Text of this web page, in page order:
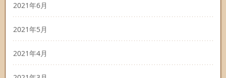
2021年6月
2021年5月
2021年4月